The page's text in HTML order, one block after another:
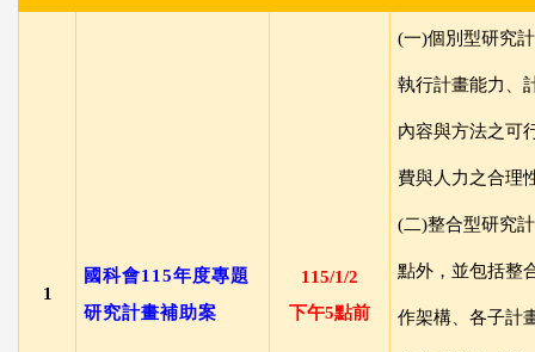
1
國科會115年度專題
研究計畫補助案
115/1/2
下午5點前
(一)個別型研究
執行計畫能力、
內容與方法之可
費與人力之合理
(二)整合型研究
點外，並包括整
作架構、各子計